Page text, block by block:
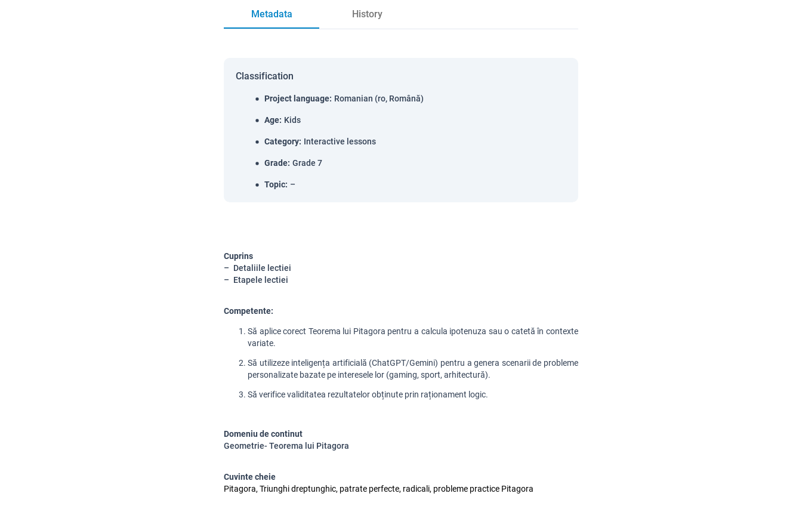
Metadata History
Classification
Project language: Romanian (ro, Română)
Age: Kids
Category: Interactive lessons
Grade: Grade 7
Topic: –
Cuprins
Detaliile lectiei
Etapele lectiei
Competente:
Să aplice corect Teorema lui Pitagora pentru a calcula ipotenuza sau o catetă în contexte
variate.
Să utilizeze inteligența artificială (ChatGPT/Gemini) pentru a genera scenarii de probleme
personalizate bazate pe interesele lor (gaming, sport, arhitectură).
Să verifice validitatea rezultatelor obținute prin raționament logic.
Domeniu de continut
Geometrie- Teorema lui Pitagora
Cuvinte cheie
Pitagora, Triunghi dreptunghic, patrate perfecte, radicali, probleme practice Pitagora